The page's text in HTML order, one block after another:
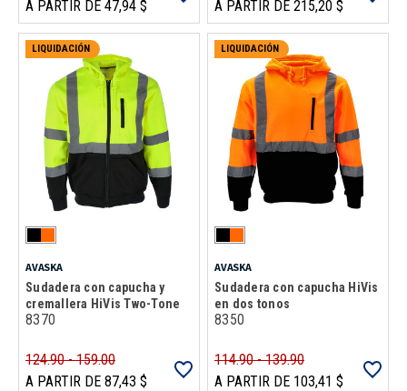
A PARTIR DE 47,94 $
A PARTIR DE 215,20 $
LIQUIDACIÓN
AVASKA
Sudadera con capucha y
cremallera HiVis Two-Tone
8370
124.90 - 159.00
A PARTIR DE 87,43 $
LIQUIDACIÓN
AVASKA
Sudadera con capucha HiVis
en dos tonos
8350
114.90 - 139.90
A PARTIR DE 103,41 $